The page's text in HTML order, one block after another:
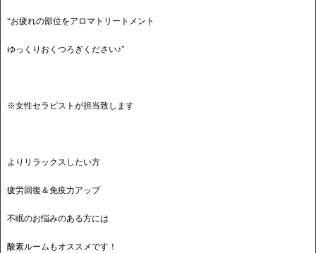
“お疲れの部位をアロマトリートメント
ゆっくりおくつろぎください♪"
※女性セラピストが担当致します
よりリラックスしたい方
疲労回復＆免疫力アップ
不眠のお悩みのある方には
酸素ルームもオススメです！